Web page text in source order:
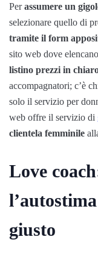
Perassumere un
selezionare quello di
tramite il form
sito web dove
listino prezzi in
accompagnatori; c’è
solo il servizio per
web offre il servizio di
clientela femminile
Love
giusto